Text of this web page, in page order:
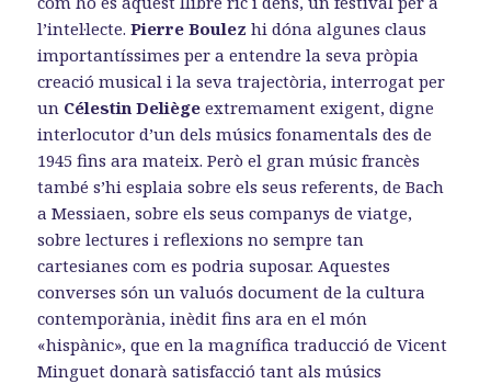
l’intel·lecte.Pierre Boulez hi dóna algunes claus
importantíssimes per a entendre la seva pròpia
creació musical i la seva trajectòria, interrogat per
un Célestin Deliège extremament exigent, digne
interlocutor d’un dels músics fonamentals des de
1945 fins ara mateix. Però el gran músic francès
també s’hi esplaia sobre els seus referents, de Bach
a Messiaen, sobre els seus companys de viatge,
sobre lectures i reflexions no sempre tan
cartesianes com es podria suposar. Aquestes
converses són un valuós document de la cultura
contemporània, inèdit fins ara en el món
«hispànic», que en la magnífica traducció de Vicent
Minguet donarà satisfacció tant als músics